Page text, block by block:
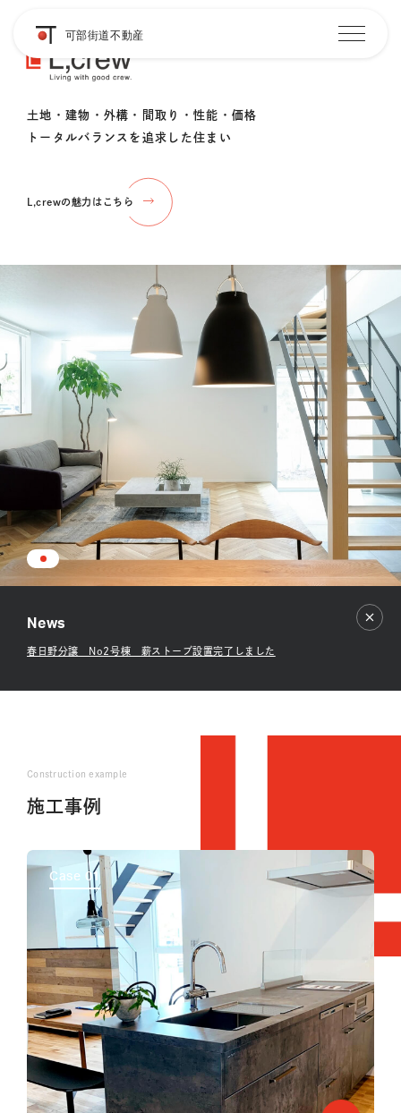
土地・建物・外構・間取り・性能・価格
トータルバランスを追求した住まい
L,crewの魅力はこちら
News
春日野分譲 No2号棟 薪ストーブ設置完了しました
施工事例
Construction example
Case 01